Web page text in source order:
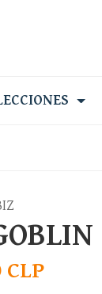
CLP